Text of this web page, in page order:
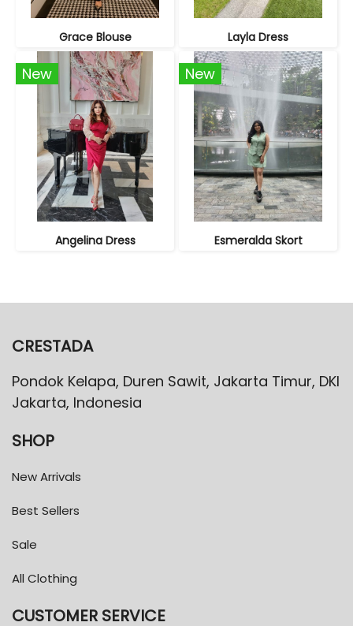
Grace Blouse Layla Dress
New
Angelina Dress
New
Esmeralda Skort
CRESTADA
Pondok Kelapa, Duren Sawit, Jakarta Timur, DKI
Jakarta, Indonesia
SHOP
New Arrivals
Best Sellers
Sale
All Clothing
CUSTOMER SERVICE